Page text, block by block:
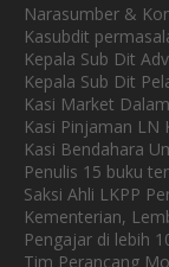
Narasumber &
Kasubdit
Kepala Sub Dit
Kepala Sub Dit
Kasi Market
Kasi Pinjaman LN
Kasi Bendahara
Penulis 15 buku
Saksi Ahli LKPP
Kementerian,
Pengajar di lebih
Tim Perancang